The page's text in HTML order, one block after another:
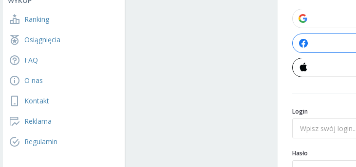
Ranking
Osiągnięcia
FAQ
O nas
Kontakt
Reklama
Regulamin
Login
Hasło